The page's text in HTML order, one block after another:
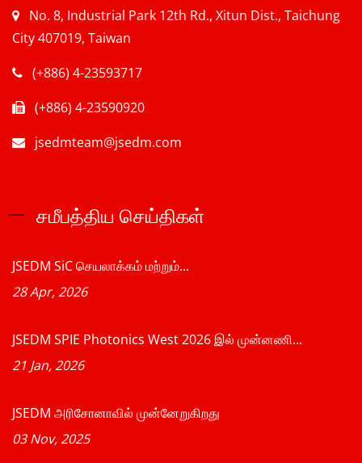
No. 8, Industrial Park 12th Rd., Xitun Dist., Taichung
City 407019, Taiwan
(+886) 4-23593717
(+886) 4-23590920
jsedmteam@jsedm.com
சமீபத்திய செய்திகள்
JSEDM SiC செயலாக்கம் மற்றும்...
28 Apr, 2026
JSEDM SPIE Photonics West 2026 இல் முன்னணி...
21 Jan, 2026
JSEDM அரிசோனாவில் முன்னேறுகிறது
03 Nov, 2025